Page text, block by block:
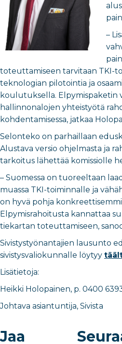
–
toteuttamiseen tarvitaan TKI-
teknologian pilotointia ja
koulutuksella. Elpymispaketin
hallinnonalojen yhteistyötä
kohdentamisessa, jatkaa
Selonteko on parhaillaan
Alustava versio ohjelmasta ja
tarkoitus lähettää komissiolle
– Suomessa on tuoreeltaan
muassa TKI-toiminnalle ja
on hyvä pohja
Elpymisrahoitusta kannattaa
tiekartan toteuttamiseen,
Sivistystyönantajien lausunto
sivistysvaliokunnalle löytyy
Lisätietoja:
Heikki Holopainen, p. 0400
Johtava asiantuntija, Sivista
Jaa